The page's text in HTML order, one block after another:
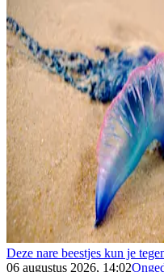
Deze nare beestjes kun je
06 augustus 2026, 14:02